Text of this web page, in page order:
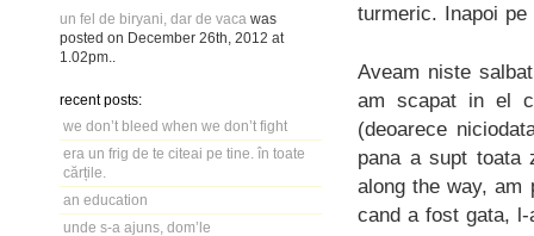
un fel de biryani, dar de vaca was
posted on December 26th, 2012 at
1.02pm
recent posts:
we don’t bleed when we don’t fight
era un frig de te citeai pe tine. în toate
cărțile.
an education
unde s-a ajuns, dom’le
turmeric. Inapoi
Aveam niste
am scapat in el
(deoarece
pana a supt toata
along the way,
cand a fost gata,